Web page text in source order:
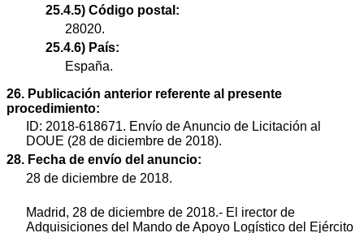
25.4.5) Código postal:
28020.
25.4.6) País:
España.
26. Publicación anterior referente al presente
procedimiento:
ID: 2018-618671. Envío de Anuncio de Licitación al
DOUE (28 de diciembre de 2018).
28. Fecha de envío del anuncio:
28 de diciembre de 2018.
Madrid, 28 de diciembre de 2018.- El irector de
Adquisiciones del Mando de Apoyo Logístico del Ejército